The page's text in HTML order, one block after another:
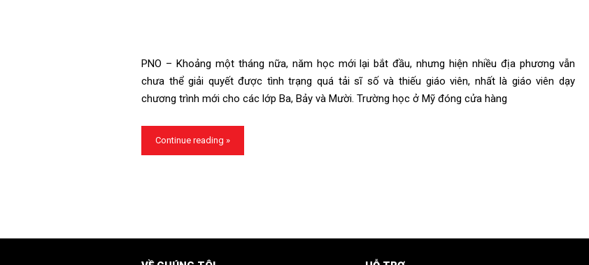
PNO – Khoảng một tháng nữa, năm học mới lại bắt đầu, nhưng hiện nhiều địa phương vẫn
chưa thể giải quyết được tình trạng quá tải sĩ số và thiếu giáo viên, nhất là giáo viên dạy
chương trình mới cho các lớp Ba, Bảy và Mười. Trường học ở Mỹ đóng cửa hàng
Continue reading »